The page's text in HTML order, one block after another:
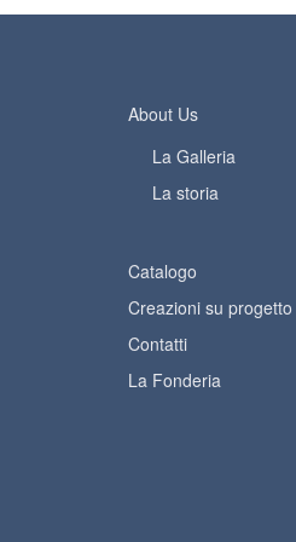
About Us
La Galleria
La storia
Catalogo
Creazioni su progetto
Contatti
La Fonderia